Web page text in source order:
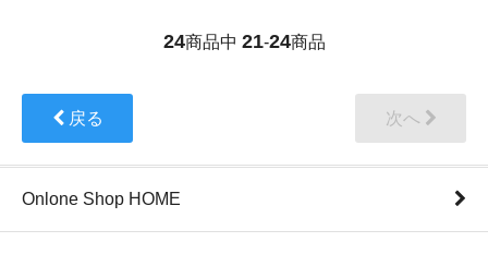
24商品中 21-24商品
戻る 次へ
Onlone Shop HOME